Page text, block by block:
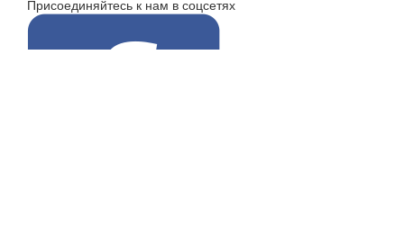
Присоединяйтесь к нам в соцсетях